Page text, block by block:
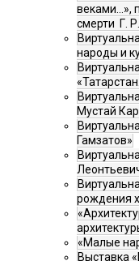
веками…»,
смерти Г.
народы и
Мустай
Гамзатов»
рождения
«Малые
Выставка